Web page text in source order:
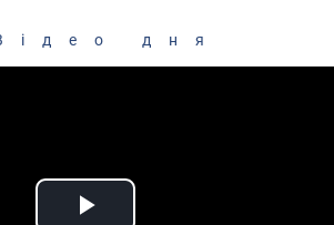
дня